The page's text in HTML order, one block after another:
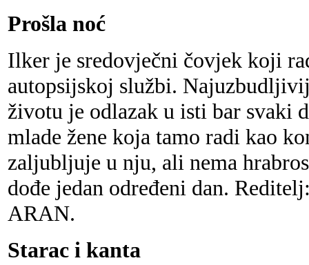
Prošla noć
Ilker je sredovječni čovjek koji
autopsijskoj službi.
životu je odlazak u isti bar svaki
mlade žene koja tamo radi kao
zaljubljuje u nju, ali nema
dođe jedan određeni dan.
ARAN.
Starac i kanta